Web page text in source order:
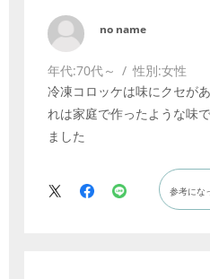
no name
年代:70代～ 性別:女性
冷凍コロッケは味にクセが
れは家庭で作ったような味
ました
参考にな